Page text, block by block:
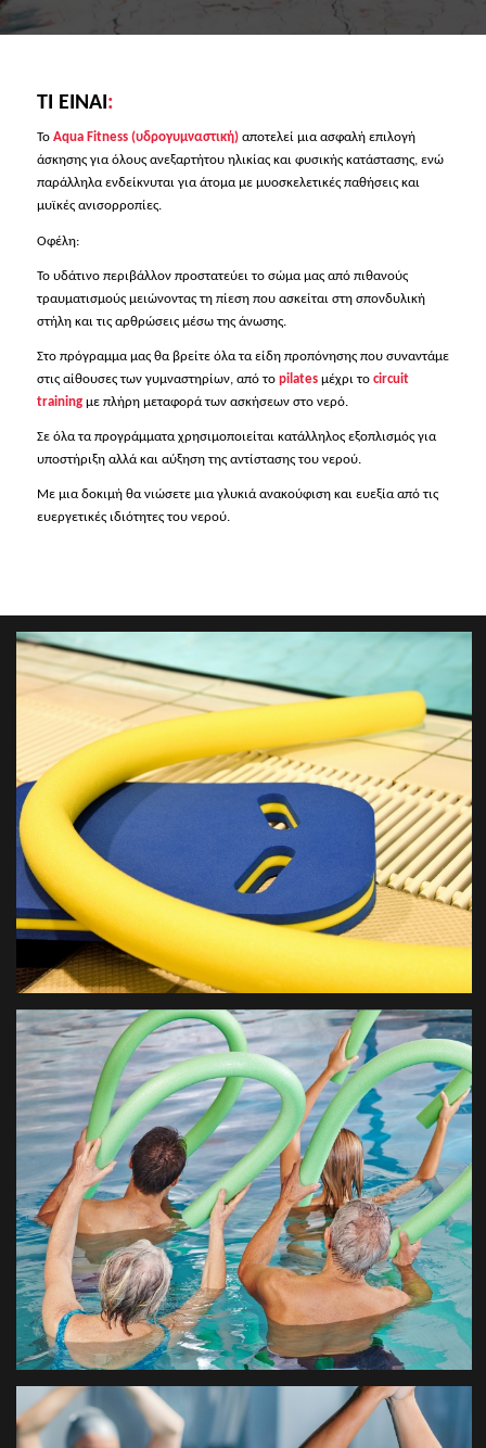
ΤΙ ΕΙΝΑΙ:
ΤοAqua Fitness (υδρογυμναστική)αποτελεί μια ασφαλή επιλογή
άσκησης για όλους ανεξαρτήτου ηλικίας και φυσικής κατάστασης, ενώ
παράλληλα ενδείκνυται για άτομα με μυοσκελετικές παθήσεις και
μυϊκές ανισορροπίες.
Οφέλη:
Το υδάτινο περιβάλλον προστατεύει το σώμα μας από πιθανούς
τραυματισμούς μειώνοντας τη πίεση που ασκείται στη σπονδυλική
στήλη και τις αρθρώσεις μέσω της άνωσης.
Στο πρόγραμμα μας θα βρείτε όλα τα είδη προπόνησης που συναντάμε
στις αίθουσες των γυμναστηρίων, από τοpilatesμέχρι το circuit
trainingμε πλήρη μεταφορά των ασκήσεων στο νερό.
Σε όλα τα προγράμματα χρησιμοποιείται κατάλληλος εξοπλισμός για
υποστήριξη αλλά και αύξηση της αντίστασης του νερού.
Με μια δοκιμή θα νιώσετε μια γλυκιά ανακούφιση και ευεξία από τις
ευεργετικές ιδιότητες του νερού.